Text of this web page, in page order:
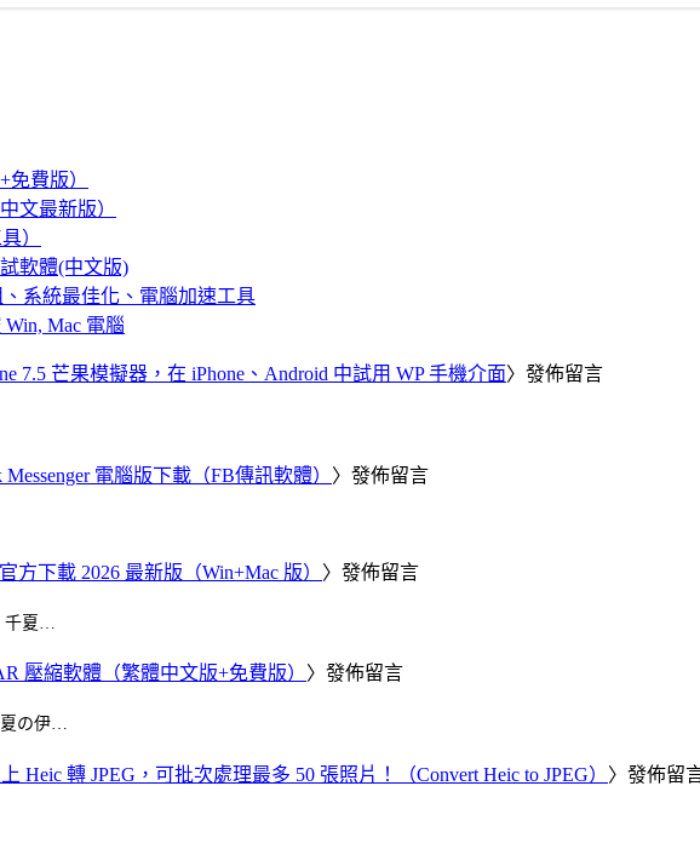
費版）
文最新版）
）
軟體(中文版)
、系統最佳化、電腦加速工具
Mac 電腦
7.5 芒果模擬器，在 iPhone、Android 中試用 WP 手機介面〉發佈留言
Messenger 電腦版下載（FB傳訊軟體） 〉發佈留言
方下載 2026 最新版（Win+Mac 版） 〉發佈留言
千夏…
壓縮軟體（繁體中文版+免費版） 〉發佈留言
夏の伊…
Heic 轉 JPEG，可批次處理最多 50 張照片！（Convert Heic to JPEG） 〉發佈留